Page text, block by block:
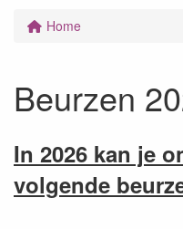
Home
Beurzen
In 2026 kan je
volgende